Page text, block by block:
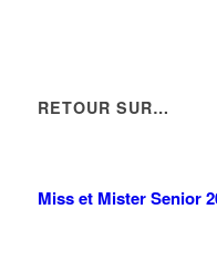
RETOUR SUR…
Miss et Mister Senior